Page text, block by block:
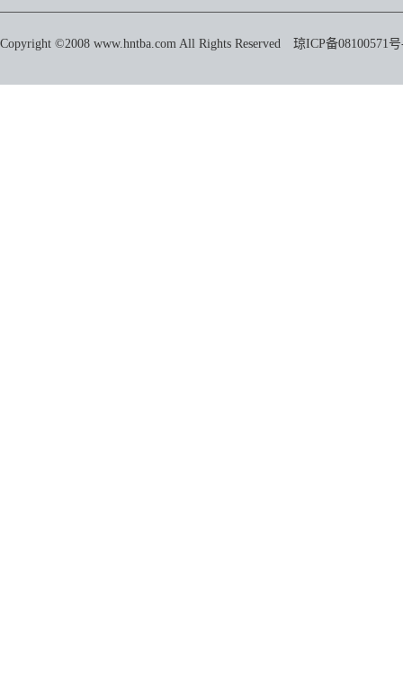
Copyright ©2008 www.hntba.com All Rights Reserved 琼ICP备08100571